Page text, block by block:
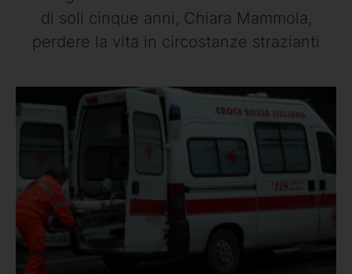
di soli cinque anni, Chiara Mammola,
perdere la vita in circostanze strazianti